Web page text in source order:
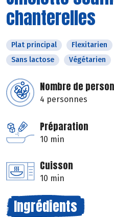
chanterelles
Plat principal Flexitarien
Sans lactose
Végétarien
Nombre de
4 personnes
Préparation
10 min
Cuisson
10 min
Ingrédients